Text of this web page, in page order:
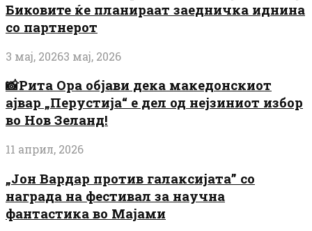
Биковите ќе планираат заедничка иднина
со партнерот
3 мај, 20263 мај, 2026
📸Рита Ора објави дека македонскиот
ајвар „Перустија“ е дел од нејзиниот избор
во Нов Зеланд!
11 април, 2026
„Јон Вардар против галаксијата” со
награда на фестивал за научна
фантастика во Мајами